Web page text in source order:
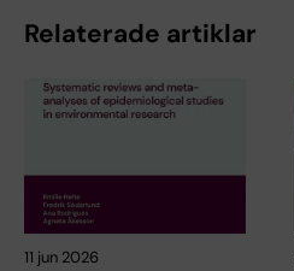
Relaterade artiklar
11 jun 2026